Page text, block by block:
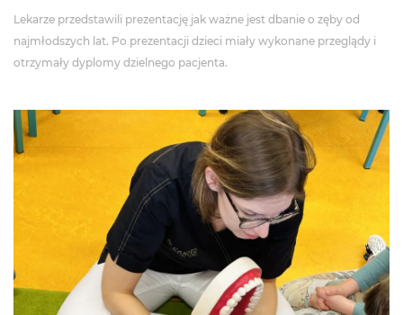
Lekarze przedstawili prezentację jak ważne jest dbanie o zęby od
najmłodszych lat. Po prezentacji dzieci miały wykonane przeglądy i
otrzymały dyplomy dzielnego pacjenta.